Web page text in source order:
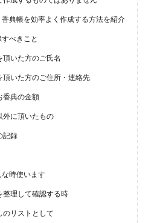
典帳を効率よく作成する方法を紹介
べきこと
頂いた方のご氏名
頂いた方のご住所・連絡先
香典の金額
外に頂いたもの
記録
時使います
整理して確認する時
のリストとして